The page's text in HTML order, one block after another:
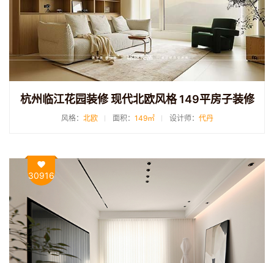
杭州临江花园装修 现代北欧风格 149平房子装修
风格： 北欧 面积： 149㎡ 设计师： 代丹
30916